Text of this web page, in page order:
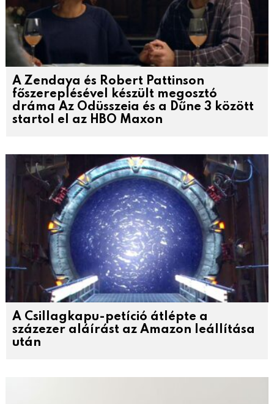
A Zendaya és Robert Pattinson
főszereplésével készült megosztó
dráma Az Odüsszeia és a Dűne 3 között
startol el az HBO Maxon
A Csillagkapu-petíció átlépte a
százezer aláírást az Amazon leállítása
után